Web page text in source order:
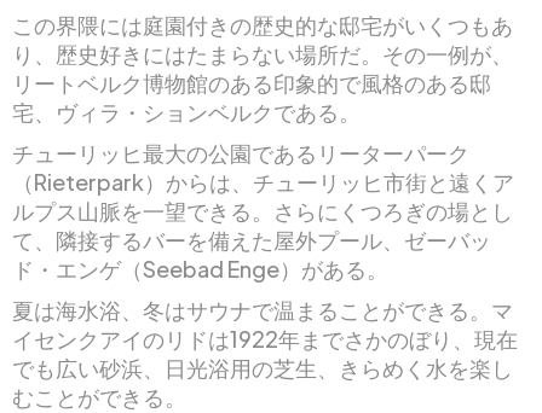
この界隈には庭園付きの歴史的な邸宅がいくつもあ
り、歴史好きにはたまらない場所だ。その一例が、
リートベルク博物館のある印象的で風格のある邸
宅、ヴィラ・ションベルクである。
チューリッヒ最大の公園であるリーターパーク
（Rieterpark）からは、チューリッヒ市街と遠くア
ルプス山脈を一望できる。さらにくつろぎの場とし
て、隣接するバーを備えた屋外プール、ゼーバッ
ド・エンゲ（Seebad Enge）がある。
夏は海水浴、冬はサウナで温まることができる。マ
イセンクアイのリドは1922年までさかのぼり、現在
でも広い砂浜、日光浴用の芝生、きらめく水を楽し
むことができる。